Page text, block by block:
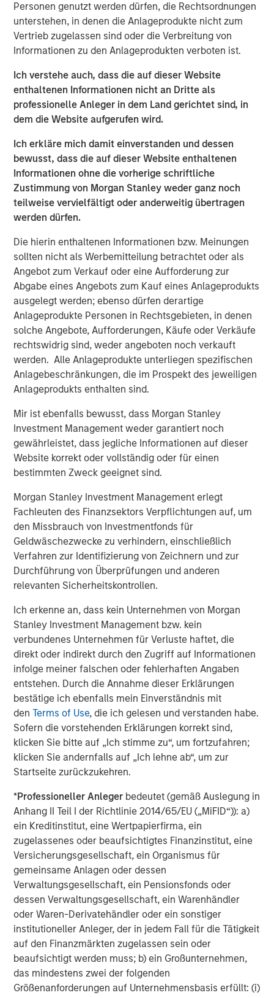
Personen genutzt werden dürfen, die Rechtsordnungen
unterstehen, in denen die Anlageprodukte nicht zum
Vertrieb zugelassen sind oder die Verbreitung von
Informationen zu den Anlageprodukten verboten ist.
Ich verstehe auch, dass die auf dieser Website
enthaltenen Informationen nicht an Dritte als
professionelle Anleger in dem Land gerichtet sind, in
dem die Website aufgerufen wird.
Ich erkläre mich damit einverstanden und dessen
bewusst, dass die auf dieser Website enthaltenen
Informationen ohne die vorherige schriftliche
Zustimmung von Morgan Stanley weder ganz noch
teilweise vervielfältigt oder anderweitig übertragen
werden dürfen.
Die hierin enthaltenen Informationen bzw. Meinungen
sollten nicht als Werbemitteilung betrachtet oder als
Angebot zum Verkauf oder eine Aufforderung zur
Abgabe eines Angebots zum Kauf eines Anlageprodukts
ausgelegt werden; ebenso dürfen derartige
Anlageprodukte Personen in Rechtsgebieten, in denen
solche Angebote, Aufforderungen, Käufe oder Verkäufe
rechtswidrig sind, weder angeboten noch verkauft
werden. Alle Anlageprodukte unterliegen spezifischen
Anlagebeschränkungen, die im Prospekt des jeweiligen
Anlageprodukts enthalten sind.
Mir ist ebenfalls bewusst, dass Morgan Stanley
Investment Management weder garantiert noch
gewährleistet, dass jegliche Informationen auf dieser
Website korrekt oder vollständig oder für einen
bestimmten Zweck geeignet sind.
Morgan Stanley Investment Management erlegt
Fachleuten des Finanzsektors Verpflichtungen auf, um
den Missbrauch von Investmentfonds für
Geldwäschezwecke zu verhindern, einschließlich
Verfahren zur Identifizierung von Zeichnern und zur
Durchführung von Überprüfungen und anderen
relevanten Sicherheitskontrollen.
Ich erkenne an, dass kein Unternehmen von Morgan
Stanley Investment Management bzw. kein
verbundenes Unternehmen für Verluste haftet, die
direkt oder indirekt durch den Zugriff auf Informationen
infolge meiner falschen oder fehlerhaften Angaben
entstehen. Durch die Annahme dieser Erklärungen
bestätige ich ebenfalls mein Einverständnis mit
denTerms of Use, die ich gelesen und verstanden habe.
Sofern die vorstehenden Erklärungen korrekt sind,
klicken Sie bitte auf „Ich stimme zu“, um fortzufahren;
klicken Sie andernfalls auf „Ich lehne ab“, um zur
Startseite zurückzukehren.
*Professioneller Anleger bedeutet (gemäß Auslegung in
Anhang II Teil I der Richtlinie 2014/65/EU („MiFID“)): a)
ein Kreditinstitut, eine Wertpapierfirma, ein
zugelassenes oder beaufsichtigtes Finanzinstitut, eine
Versicherungsgesellschaft, ein Organismus für
gemeinsame Anlagen oder dessen
Verwaltungsgesellschaft, ein Pensionsfonds oder
dessen Verwaltungsgesellschaft, ein Warenhändler
oder Waren-Derivatehändler oder ein sonstiger
institutioneller Anleger, der in jedem Fall für die Tätigkeit
auf den Finanzmärkten zugelassen sein oder
beaufsichtigt werden muss; b) ein Großunternehmen,
das mindestens zwei der folgenden
Größenanforderungen auf Unternehmensbasis erfüllt: (i)
through data and debugging incidents,” said Corey
Harrison, co-founder and CEO of Flip AI. “Our LLM does
this heavy lifting in seconds and immediately reduces
mean time to detect and remediate critical incidents.
observability.”
Most enterprises use multiple observability systems and
spend millions on every year but incident volume
grown to more than $9,000/minute. Today when an
incident occurs, developers access many different
systems to attempt to sort, analyze, correlate and identify
a root cause. This can take hours, days, weeks or can
even go undetected, impacting enterprises negatively in
many ways: losing revenue, harming brand reputation
and pulling developers away from innovating.
“We see in our research that observability, particularly
incident resolution, is still in its early stages and remains
a significant pain point for enterprises of all sizes. In fact,
we see that 36% of respondents indicate they are
planning to implement in the next 12-24 months,” said
Paul Nashawaty, principal analyst at Enterprise Strategy
Group. “Flip AI brings a refreshing and novel approach
that is poised to transform observability and generative
AI, as a whole.”
the effort to minutes for enterprise development teams.
Flip’s core tenet is the notion of serving as an intelligence
layer across all observability and infrastructure data
sources and rationalizing through any modality of data,
no matter where and how it is stored. Flip sits on top of
traditional observability solutions like Datadog, Splunk
and New Relic; open source solutions like Prometheus,
OpenSearch and Elastic; and object stores like Amazon
S3, Azure Blob Storage and GCP Cloud Storage. Flip’s LLM
can work on structured and unstructured data; operates
on-premises, multi-cloud and hybrid; requires little to no
training; ensures that an enterprise’s data stays private;
"Software vendors of all types use generative AI to guide
users and enrich products,” said Kevin Petrie, vice
president of research at Eckerson Group. “Flip AI takes
things a step further by using a language model to derive
insights from multiple observability tools and explain their
implications to users. This approach can simplify the
work of ITOps engineers and speed their time to issue
resolution."
Flip AI’s Founding Story
Flip AI was founded by tech leaders who experienced the
troubleshooting incidents in real-time:
Corey Harrison, CEO, was SVP of Operations and
Chief of Staff to the NFL Commissioner, led
Innovation and Technology at KKR and was a White
House Fellow and Special Assistant at the Pentagon
where he co-founded the Defense Digital Service
and received one of the highest service medals
awarded to civilians
Sunil Mallya, CTO, was the head of AWS’ NLP
service Comprehend, one of the largest NLP
services in the world, helped build AWS’ LLM
product Bedrock and created AWS’s reinforcement